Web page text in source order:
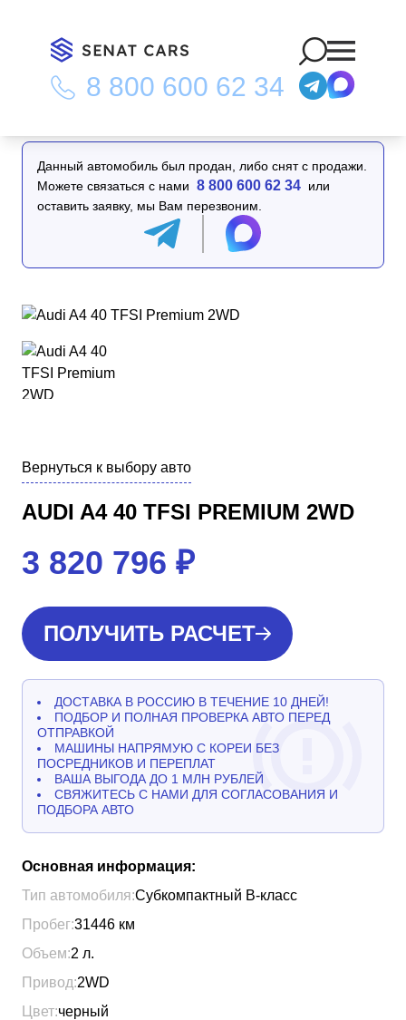
8 800 600 62 34
Главная Каталог/Audi A4 40 TFSI Premium 2WD
Данный автомобиль был продан, либо снят с продажи.
Можете связаться с нами 8 800 600 62 34 или
оставить заявку, мы Вам перезвоним.
Вернуться к выбору авто
AUDI A4 40 TFSI PREMIUM 2WD
3 820 796 ₽
ПОЛУЧИТЬ РАСЧЕТ
ДОСТАВКА В РОССИЮ В ТЕЧЕНИЕ 10 ДНЕЙ!
ПОДБОР И ПОЛНАЯ ПРОВЕРКА АВТО ПЕРЕД
ОТПРАВКОЙ
МАШИНЫ НАПРЯМУЮ С КОРЕИ БЕЗ
ПОСРЕДНИКОВ И ПЕРЕПЛАТ
ВАША ВЫГОДА ДО 1 МЛН РУБЛЕЙ
СВЯЖИТЕСЬ С НАМИ ДЛЯ СОГЛАСОВАНИЯ И
ПОДБОРА АВТО
Основная информация:
Тип автомобиля:Субкомпактный B-класс
Пробег:31446 км
Объем:2 л.
Привод:2WD
Цвет:черный